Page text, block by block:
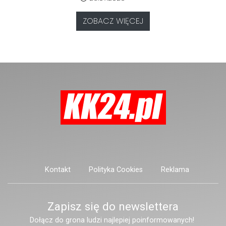
zaniepokojonych członków
rodziny, którzy od dłuższego
czasu nie mieli kontaktu z kobietą
ZOBACZ WIĘCEJ
Kontakt Polityka Cookies Reklama
Zapisz się do newslettera
Dołącz do grona ludzi najlepiej poinformowanych!